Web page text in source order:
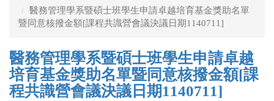
醫務管理學系暨碩士班學生申請卓越培育基金獎助名單
暨同意核撥金額[課程共識營會議決議日期1140711]
醫務管理學系暨碩士班學生申請卓越
培育基金獎助名單暨同意核撥金額[課
程共識營會議決議日期1140711]